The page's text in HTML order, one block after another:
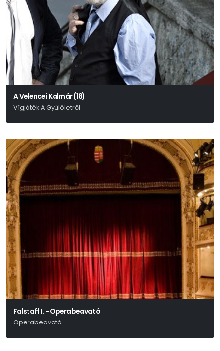
A Velencei Kalmár (18)
Vígjáték A Gyűlöletről
Falstaff I. - Operabeavató
Operabeavató